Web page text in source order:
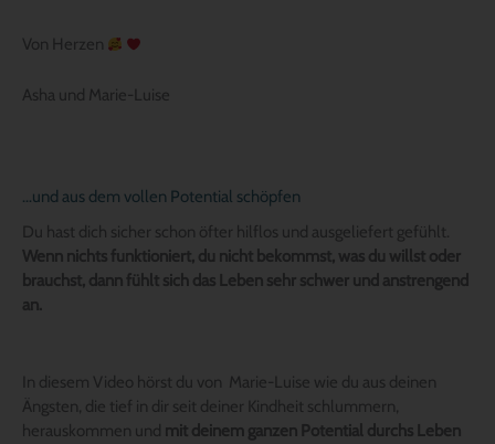
Von Herzen
Asha und Marie-Luise
…und aus dem vollen Potential schöpfen
Du hast dich sicher schon öfter hilflos und ausgeliefert gefühlt.
Wenn nichts funktioniert, du nicht bekommst, was du willst oder
brauchst, dann fühlt sich das Leben sehr schwer und anstrengend
an.
In diesem Video hörst du von Marie-Luise wie du aus deinen
Ängsten, die tief in dir seit deiner Kindheit schlummern,
herauskommen und mit deinem ganzen Potential durchs Leben